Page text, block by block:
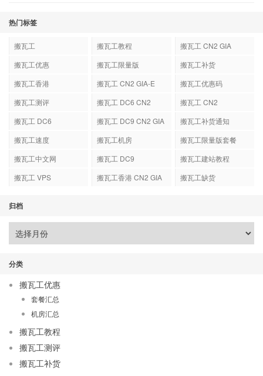
热门标签
搬瓦工 搬瓦工教程
搬瓦工 CN2 GIA
搬瓦工优惠
搬瓦工限量版
搬瓦工补货
搬瓦工香港
搬瓦工 CN2 GIA-E
搬瓦工优惠码
搬瓦工测评
搬瓦工 DC6 CN2
搬瓦工 CN2
搬瓦工 DC6
搬瓦工 DC9 CN2 GIA
搬瓦工补货通知
搬瓦工速度
搬瓦工机房
搬瓦工限量版套餐
搬瓦工中文网
搬瓦工 DC9
搬瓦工建站教程
搬瓦工 VPS
搬瓦工香港 CN2 GIA 搬瓦工缺货
归档
分类
搬瓦工优惠
套餐汇总
机房汇总
搬瓦工教程
搬瓦工测评
搬瓦工补货